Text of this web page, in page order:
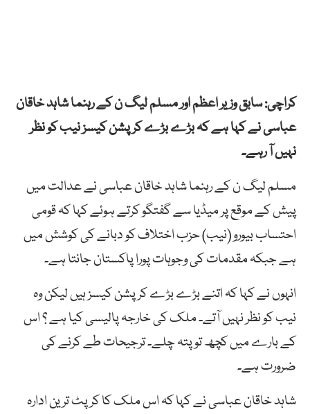
کراچی: سابق وزیر اعظم اور مسلم لیگ ن کے رہنما شاہد خاقان
عباسی نے کہا ہے کہ بڑے بڑے کرپشن کیسز نیب کو نظر
نہیں آ رہے۔
مسلم لیگ ن کے رہنما شاہد خاقان عباسی نے عدالت میں
پیش کے موقع پر میڈیا سے گفتگو کرتے ہوئے کہا کہ قومی
احتساب بیورو (نیب) حزب اختلاف کو دبانے کی کوشش میں
ہے جبکہ مقدمات کی وجوہات پورا پاکستان جانتا ہے۔
انہوں نے کہا کہ اتنے بڑے بڑے کرپشن کیسز ہیں لیکن وہ
نیب کو نظر نہیں آتے۔ ملک کی خارجہ پالیسی کیا ہے ؟ اس
کے بارے میں کچھ تو پتہ چلے۔ ترجیحات طے کرنے کی
ضرورت ہے۔
شاہد خاقان عباسی نے کہا کہ اس ملک کا کرپٹ ترین ادارہ